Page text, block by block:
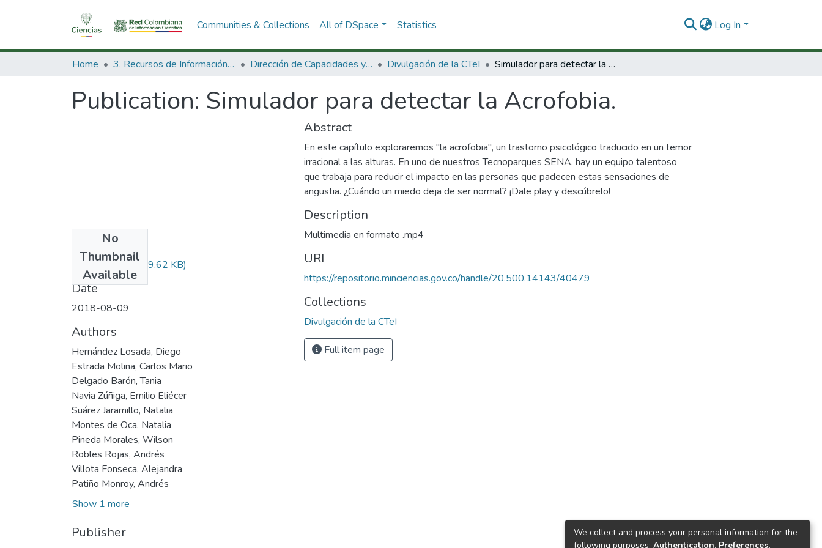
Communities & Collections All of DSpace Statistics Log In
Home 3. Recursos de Información Científica y Tecnológica Dirección de Capacidades y Divulgación de la CTeI Divulgación de la CTeI Simulador para detectar la Acrofobia.
Publication: Simulador para detectar la Acrofobia.
No
Thumbnail
Available
Audiovisual.pdf(29.62 KB)
Date
2018-08-09
Authors
Hernández Losada, Diego
Estrada Molina, Carlos Mario
Delgado Barón, Tania
Navia Zúñiga, Emilio Eliécer
Suárez Jaramillo, Natalia
Montes de Oca, Natalia
Pineda Morales, Wilson
Robles Rojas, Andrés
Villota Fonseca, Alejandra
Patiño Monroy, Andrés
Show 1 more
Publisher
Abstract
En este capítulo exploraremos "la acrofobia", un trastorno psicológico traducido en un temor
irracional a las alturas. En uno de nuestros Tecnoparques SENA, hay un equipo talentoso
que trabaja para reducir el impacto en las personas que padecen estas sensaciones de
angustia. ¿Cuándo un miedo deja de ser normal? ¡Dale play y descúbrelo!
Description
Multimedia en formato .mp4
URI
https://repositorio.minciencias.gov.co/handle/20.500.14143/40479
Collections
Divulgación de la CTeI
Full item page
We collect and process your personal information for the
following purposes: Authentication, Preferences,